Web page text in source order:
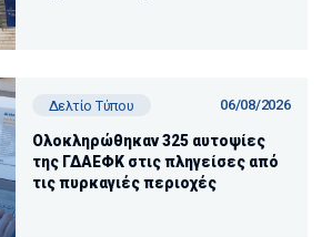
Δελτίο Τύπου 06/08/2026
Ολοκληρώθηκαν 325 αυτοψίες
της ΓΔΑΕΦΚ στις πληγείσες από
τις πυρκαγιές περιοχές